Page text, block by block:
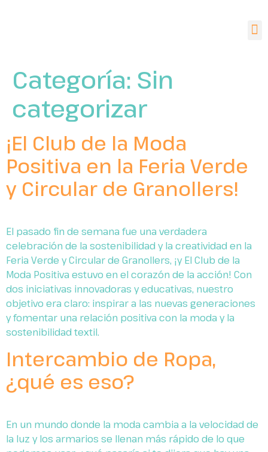
Categoría: Sin
categorizar
¡El Club de la Moda
Positiva en la Feria Verde
y Circular de Granollers!
El pasado fin de semana fue una verdadera
celebración de la sostenibilidad y la creatividad en la
Feria Verde y Circular de Granollers, ¡y El Club de la
Moda Positiva estuvo en el corazón de la acción! Con
dos iniciativas innovadoras y educativas, nuestro
objetivo era claro: inspirar a las nuevas generaciones
y fomentar una relación positiva con la moda y la
sostenibilidad textil.
Intercambio de Ropa,
¿qué es eso?
En un mundo donde la moda cambia a la velocidad de
la luz y los armarios se llenan más rápido de lo que